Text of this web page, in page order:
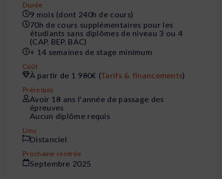
Durée
9 mois (dont 240h de cours)
70h de cours supplémentaires pour les
étudiants sans diplômes de niveau 3 ou 4
(CAP, BEP, BAC)
+ 14 semaines de stage minimum
Coût
À partir de 1 980€ (Tarifs & financements)
Prérequis
Avoir 18 ans l'année de passage des
épreuves
Aucun diplôme requis
Lieu
Distanciel
Prochaine rentrée
Septembre 2025